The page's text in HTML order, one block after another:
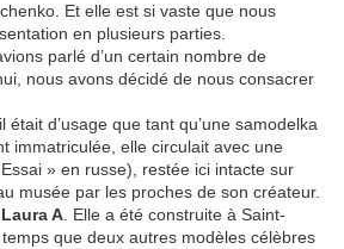
Et elle est si vaste que nous
en plusieurs parties.
parlé d’un certain nombre de
nous avons décidé de nous consacrer
était d’usage que tant qu’une samodelka
immatriculée, elle circulait avec une
» en russe), restée ici intacte sur
musée par les proches de son créateur.
Laura A . Elle a été construite à Saint-
que deux autres modèles célèbres